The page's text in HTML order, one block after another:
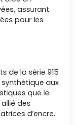
assurant
pour les
de la série 915
aux
que le
des
d’encre.